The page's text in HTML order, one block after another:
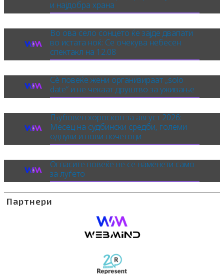
и најдобра храна
Во ова село сонцето ќе зајде двапати
во истата ноќ: Се очекува небесен
спектакл на 12.08
Сè повеќе жени организираат „solo
date“ и не чекаат друштво за уживање
Љубовен хороскоп за август 2026:
Месец на судбински средби, големи
одлуки и нови почетоци
Огласите повеќе не се наменети само
за луѓето
Партнери